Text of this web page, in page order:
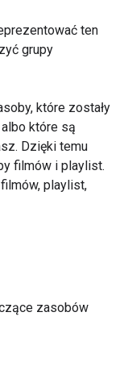
ten
grupy
które zostały
które są
Dzięki temu
filmów i playlist.
playlist,
zasobów